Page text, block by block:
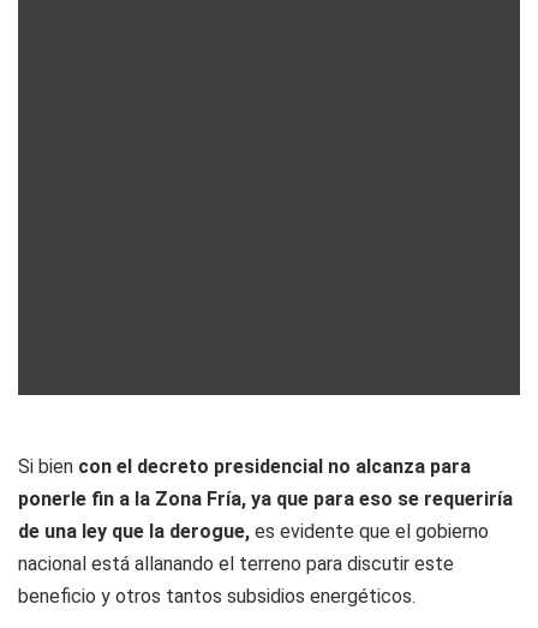
Si bien con el decreto presidencial no alcanza para
ponerle fin a la Zona Fría, ya que para eso se requeriría
de una ley que la derogue, es evidente que el gobierno
nacional está allanando el terreno para discutir este
beneficio y otros tantos subsidios energéticos.